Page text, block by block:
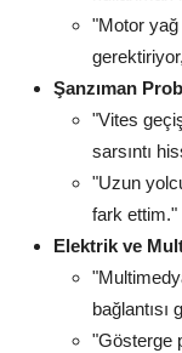
"Motor
Şanzıman
"Vites
sarsıntı
"Uzun
fark ettim."
Elektrik ve
bağlantısı
"Gösterge